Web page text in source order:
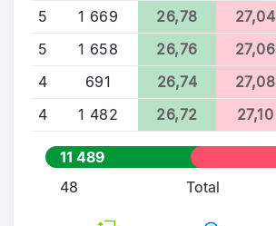
5 1 669 26,78 27,04
5
1 658 26,76 27,06
4
691 26,74 27,08
4
1 482 26,72 27,10
11 489
48
Total